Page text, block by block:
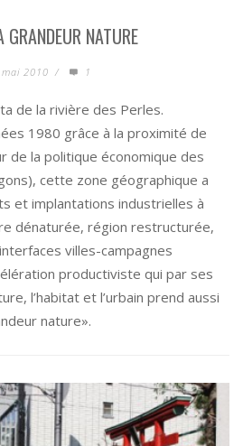
GRANDEUR NATURE
2010 / 1
de la rivière des Perles.
1980 grâce à la proximité de
de la politique économique des
cette zone géographique a
et implantations industrielles à
dénaturée, région restructurée,
villes-campagnes
productiviste qui par ses
l’habitat et l’urbain prend aussi
nature».